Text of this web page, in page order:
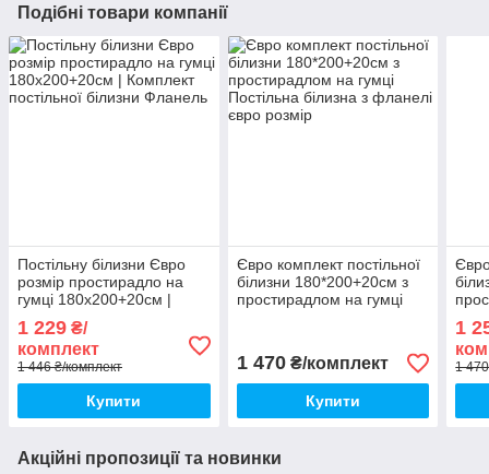
Подібні товари компанії
Постільну білизни Євро
розмір простирадло на
гумці 180х200+20см |
Комплект постільної
білизни Фланель
1 229 ₴/
комплект
1 446 ₴/комплект
Купити
Євро комплект постільної
білизни 180*200+20см з
простирадлом на гумці
1 470₴/комплект
Купити
1
1
Акційні пропозиції та новинки